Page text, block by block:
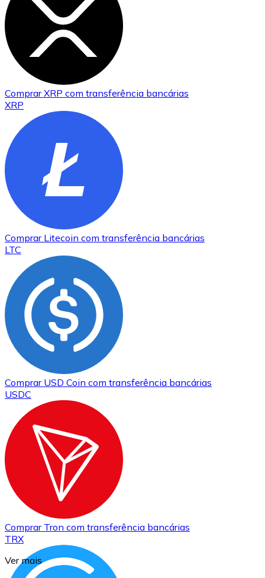
ComprarXRP com transferência bancárias
XRP
Comprar Litecoin com transferência bancárias
LTC
Comprar USD Coin com transferência bancárias
USDC
Comprar Tron com transferência bancárias
TRX
Ver mais